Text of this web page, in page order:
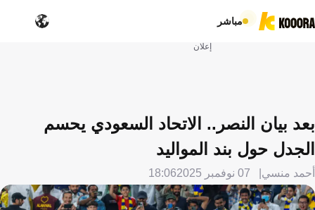
مباشر
إعلان
بعد بيان النصر.. الاتحاد السعودي يحسم
الجدل حول بند المواليد
أحمد منسي 07 نوفمبر 2025 18:06